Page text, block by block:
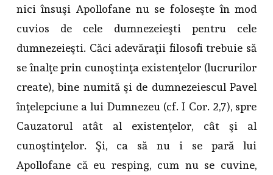
nici însuşi Apollofane nu se foloseşte în mod
cuvios de cele dumnezeieşti pentru cele
dumnezeieşti. Căci adevăraţii filosofi trebuie să
se înalţe prin cunoştinţa existenţelor (lucrurilor
create), bine numită şi de dumnezeiescul Pavel
înţelepciune a lui Dumnezeu (cf. I Cor. 2,7), spre
Cauzatorul atât al existenţelor, cât şi al
cunoştinţelor. Şi, ca să nu i se pară lui
Apollofane că eu resping, cum nu se cuvine,